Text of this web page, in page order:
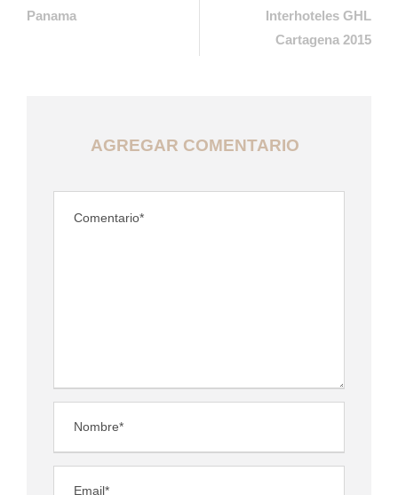
Panama
Interhoteles GHL
Cartagena 2015
AGREGAR COMENTARIO